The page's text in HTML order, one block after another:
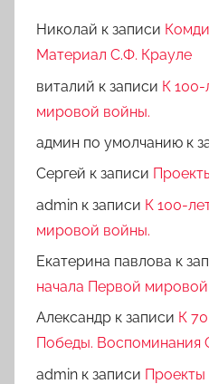
Николай к записи
Материал С.Ф. Крауле
виталий к записи К
мировой войны.
админ по умолчанию к
Сергей к записи
admin к записи К 100-
мировой войны.
Екатерина павлова к
начала Первой
Александр к записи К
Победы. Воспоминания
admin к записи Проекты